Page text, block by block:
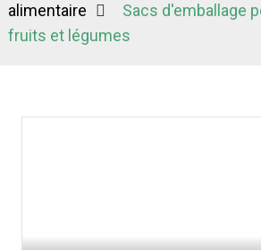
alimentaire
Sacs d'emballage
fruits et légumes